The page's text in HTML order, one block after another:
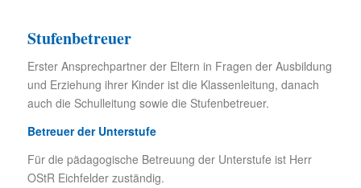
Stufenbetreuer
Erster Ansprechpartner der Eltern in Fragen der Ausbildung
und Erziehung ihrer Kinder ist die Klassenleitung, danach
auch die Schulleitung sowie die Stufenbetreuer.
Betreuer der Unterstufe
Für die pädagogische Betreuung der Unterstufe ist Herr
OStR Eichfelder zuständig.